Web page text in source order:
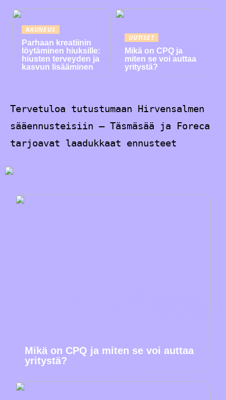
KAUNEUS
Parhaan kreatiinin
löytäminen hiuksille:
hiusten terveyden ja
kasvun lisääminen
UUTISET
Mikä on CPQ ja
miten se voi auttaa
yritystä?
Tervetuloa tutustumaan Hirvensalmen
sääennusteisiin – Täsmäsää ja Foreca
tarjoavat laadukkaat ennusteet
Mikä on CPQ ja miten se voi auttaa
yritystä?